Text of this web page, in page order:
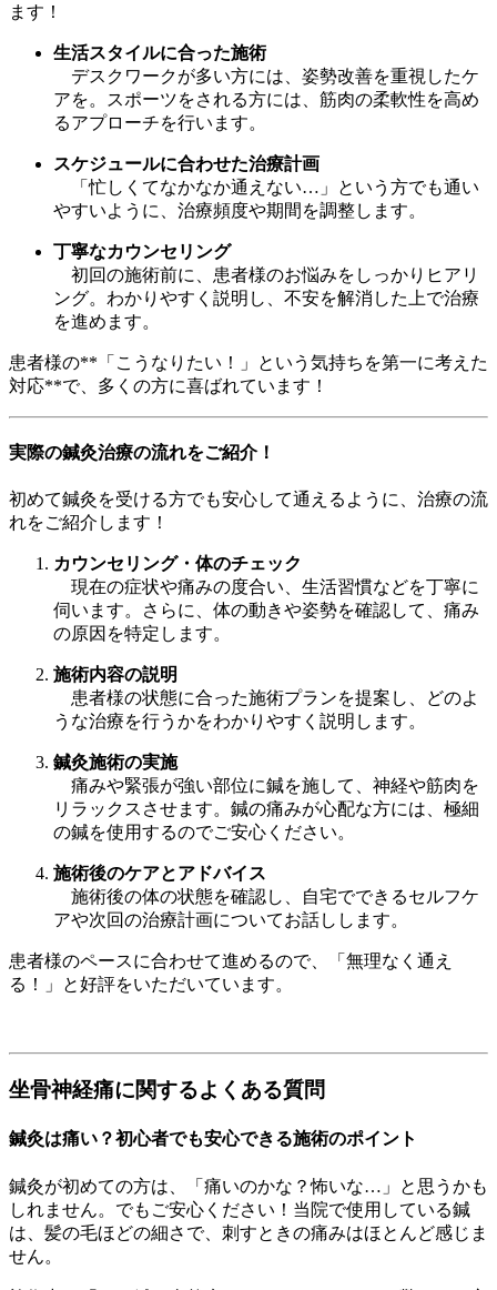
ます！
生活スタイルに合った施術
デスクワークが多い方には、姿勢改善を重視したケ
アを。スポーツをされる方には、筋肉の柔軟性を高め
るアプローチを行います。
スケジュールに合わせた治療計画
「忙しくてなかなか通えない…」という方でも通い
やすいように、治療頻度や期間を調整します。
丁寧なカウンセリング
初回の施術前に、患者様のお悩みをしっかりヒアリ
ング。わかりやすく説明し、不安を解消した上で治療
を進めます。
患者様の**「こうなりたい！」という気持ちを第一に考えた
対応**で、多くの方に喜ばれています！
実際の鍼灸治療の流れをご紹介！
初めて鍼灸を受ける方でも安心して通えるように、治療の流
れをご紹介します！
カウンセリング・体のチェック
現在の症状や痛みの度合い、生活習慣などを丁寧に
伺います。さらに、体の動きや姿勢を確認して、痛み
の原因を特定します。
施術内容の説明
患者様の状態に合った施術プランを提案し、どのよ
うな治療を行うかをわかりやすく説明します。
鍼灸施術の実施
痛みや緊張が強い部位に鍼を施して、神経や筋肉を
リラックスさせます。鍼の痛みが心配な方には、極細
の鍼を使用するのでご安心ください。
施術後のケアとアドバイス
施術後の体の状態を確認し、自宅でできるセルフケ
アや次回の治療計画についてお話しします。
患者様のペースに合わせて進めるので、「無理なく通え
る！」と好評をいただいています。
坐骨神経痛に関するよくある質問
鍼灸は痛い？初心者でも安心できる施術のポイント
鍼灸が初めての方は、「痛いのかな？怖いな…」と思うかも
しれません。でもご安心ください！当院で使用している鍼
は、髪の毛ほどの細さで、刺すときの痛みはほとんど感じま
せん。